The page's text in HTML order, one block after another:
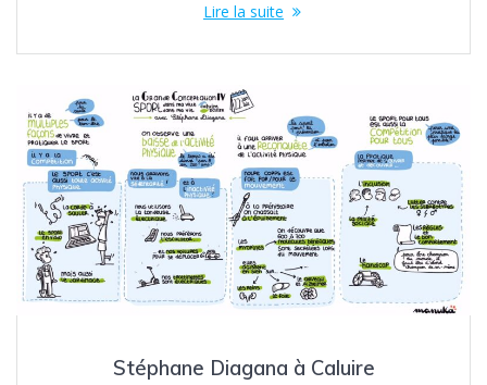
Lire la suite
Stéphane Diagana à Caluire